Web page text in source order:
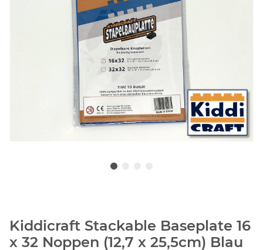
Kiddicraft Stackable Baseplate 16
x 32 Noppen (12,7 x 25,5cm) Blau